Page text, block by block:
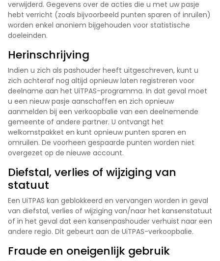
verwijderd. Gegevens over de acties die u met uw pasje
hebt verricht (zoals bijvoorbeeld punten sparen of inruilen)
worden enkel anoniem bijgehouden voor statistische
doeleinden.
Herinschrijving
Indien u zich als pashouder heeft uitgeschreven, kunt u
zich achteraf nog altijd opnieuw laten registreren voor
deelname aan het UiTPAS-programma. In dat geval moet
u een nieuw pasje aanschaffen en zich opnieuw
aanmelden bij een verkoopbalie van een deelnemende
gemeente of andere partner. U ontvangt het
welkomstpakket en kunt opnieuw punten sparen en
omruilen. De voorheen gespaarde punten worden niet
overgezet op de nieuwe account.
Diefstal, verlies of wijziging van
statuut
Een UiTPAS kan geblokkeerd en vervangen worden in geval
van diefstal, verlies of wijziging van/naar het kansenstatuut
of in het geval dat een kansenpashouder verhuist naar een
andere regio. Dit gebeurt aan de UiTPAS-verkoopbalie.
Fraude en oneigenlijk gebruik